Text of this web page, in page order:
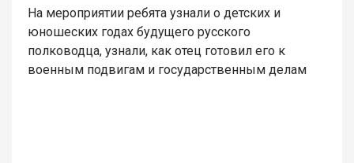
На мероприятии ребята узнали о детских и
юношеских годах будущего русского
полководца, узнали, как отец готовил его к
военным подвигам и государственным делам